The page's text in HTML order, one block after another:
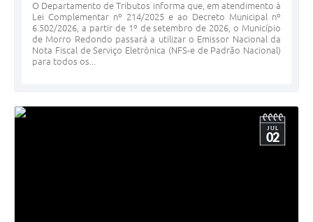
O Departamento de Tributos informa que, em atendimento à
Lei Complementar nº 214/2025 e ao Decreto Municipal nº
6.502/2026, a partir de 1º de setembro de 2026, o Município
de Morro Redondo passará a utilizar o Emissor Nacional da
Nota Fiscal de Serviço Eletrônica (NFS-e de Padrão Nacional)
para todos os...
JUL
02